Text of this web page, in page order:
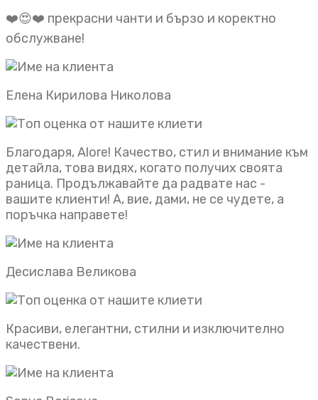
❤️😍❤️ прекрасни чанти и бързо и коректно
обслужване!
Елена Кирилова Николова
Благодаря, Alore! Качество, стил и внимание към
детайла, това видях, когато получих своята
раница. Продължавайте да радвате нас -
вашите клиенти! А, вие, дами, не се чудете, а
поръчка направете!
Десислава Великова
Красиви, елегантни, стилни и изключително
качествени.